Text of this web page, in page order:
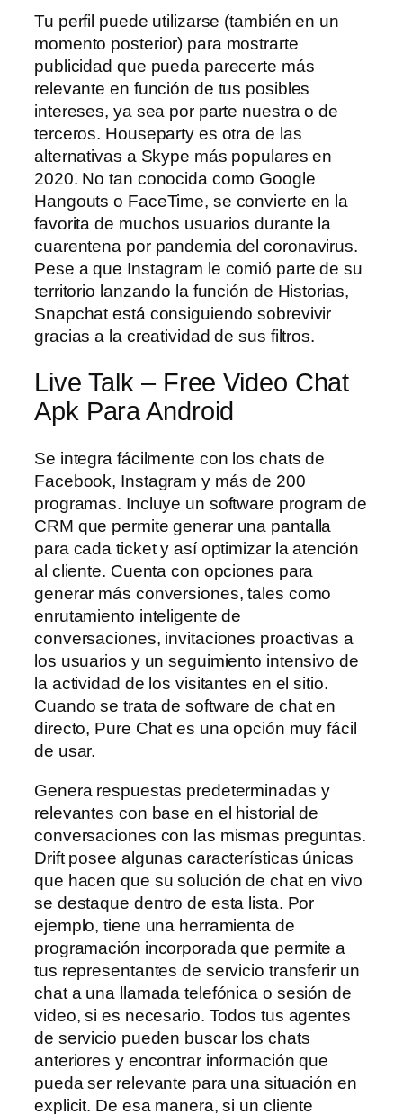
Tu perfil puede utilizarse (también en un
momento posterior) para mostrarte
publicidad que pueda parecerte más
relevante en función de tus posibles
intereses, ya sea por parte nuestra o de
terceros. Houseparty es otra de las
alternativas a Skype más populares en
2020. No tan conocida como Google
Hangouts o FaceTime, se convierte en la
favorita de muchos usuarios durante la
cuarentena por pandemia del coronavirus.
Pese a que Instagram le comió parte de su
territorio lanzando la función de Historias,
Snapchat está consiguiendo sobrevivir
gracias a la creatividad de sus filtros.
Live Talk – Free Video Chat
Apk Para Android
Se integra fácilmente con los chats de
Facebook, Instagram y más de 200
programas. Incluye un software program de
CRM que permite generar una pantalla
para cada ticket y así optimizar la atención
al cliente. Cuenta con opciones para
generar más conversiones, tales como
enrutamiento inteligente de
conversaciones, invitaciones proactivas a
los usuarios y un seguimiento intensivo de
la actividad de los visitantes en el sitio.
Cuando se trata de software de chat en
directo, Pure Chat es una opción muy fácil
de usar.
Genera respuestas predeterminadas y
relevantes con base en el historial de
conversaciones con las mismas preguntas.
Drift posee algunas características únicas
que hacen que su solución de chat en vivo
se destaque dentro de esta lista. Por
ejemplo, tiene una herramienta de
programación incorporada que permite a
tus representantes de servicio transferir un
chat a una llamada telefónica o sesión de
video, si es necesario. Todos tus agentes
de servicio pueden buscar los chats
anteriores y encontrar información que
pueda ser relevante para una situación en
explicit. De esa manera, si un cliente